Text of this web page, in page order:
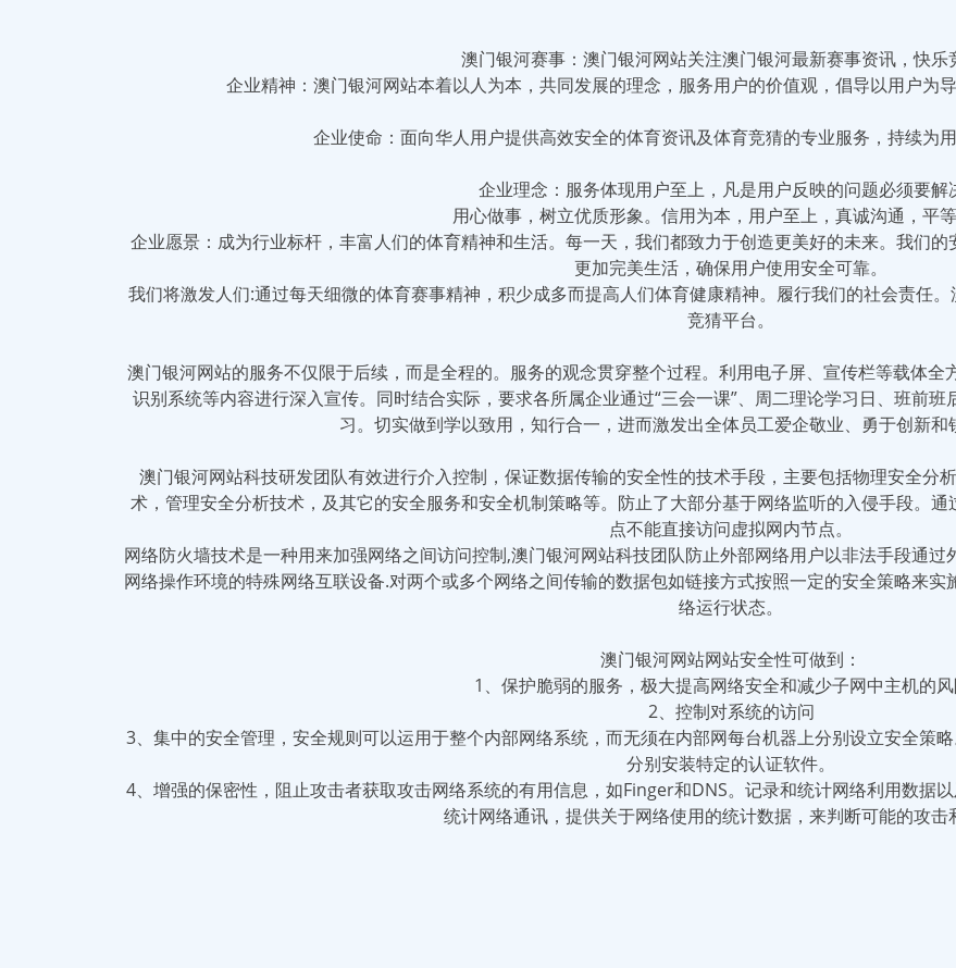
澳门银河赛事：澳门银河网站关注澳门银河最新赛事资讯，快乐
企业精神：澳门银河网站本着以人为本，共同发展的理念，服务用户的价值观，倡导以用户为
企业使命：面向华人用户提供高效安全的体育资讯及体育竞猜的专业服务，持续为
企业理念：服务体现用户至上，凡是用户反映的问题必须要解
用心做事，树立优质形象。信用为本，用户至上，真诚沟通，平等
企业愿景：成为行业标杆，丰富人们的体育精神和生活。每一天，我们都致力于创造更美好的未来。我们
更加完美生活，确保用户使用安全可靠。
我们将激发人们:通过每天细微的体育赛事精神，积少成多而提高人们体育健康精神。履行我们的社会责任
竞猜平台。
澳门银河网站的服务不仅限于后续，而是全程的。服务的观念贯穿整个过程。利用电子屏、宣传栏等载体
识别系统等内容进行深入宣传。同时结合实际，要求各所属企业通过“三会一课”、周二理论学习日、班前
习。切实做到学以致用，知行合一，进而激发出全体员工爱企敬业、勇于创新和
澳门银河网站科技研发团队有效进行介入控制，保证数据传输的安全性的技术手段，主要包括物理安全分
术，管理安全分析技术，及其它的安全服务和安全机制策略等。防止了大部分基于网络监听的入侵手段。
点不能直接访问虚拟网内节点。
网络防火墙技术是一种用来加强网络之间访问控制,澳门银河网站科技团队防止外部网络用户以非法手段通
网络操作环境的特殊网络互联设备.对两个或多个网络之间传输的数据包如链接方式按照一定的安全策略来
络运行状态。
澳门银河网站网站安全性可做到：
1、保护脆弱的服务，极大提高网络安全和减少子网中主机的风
2、控制对系统的访问
3、集中的安全管理，安全规则可以运用于整个内部网络系统，而无须在内部网每台机器上分别设立安全策
分别安装特定的认证软件。
4、增强的保密性，阻止攻击者获取攻击网络系统的有用信息，如Finger和DNS。记录和统计网络利用数据
统计网络通讯，提供关于网络使用的统计数据，来判断可能的攻击